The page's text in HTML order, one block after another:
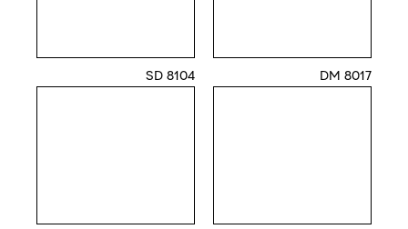
8017 DM
8104 SD